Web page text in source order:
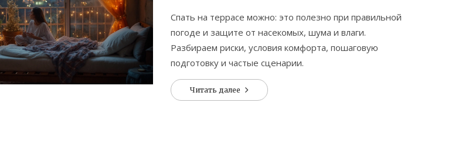
Спать на террасе можно: это полезно при правильной
погоде и защите от насекомых, шума и влаги.
Разбираем риски, условия комфорта, пошаговую
подготовку и частые сценарии.
Читать далее